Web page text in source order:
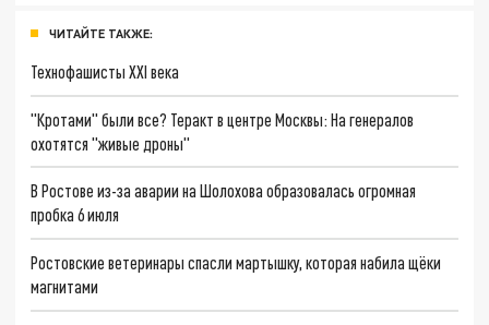
ЧИТАЙТЕ ТАКЖЕ:
Технофашисты XXI века
"Кротами" были все? Теракт в центре Москвы: На генералов
охотятся "живые дроны"
В Ростове из-за аварии на Шолохова образовалась огромная
пробка 6 июля
Ростовские ветеринары спасли мартышку, которая набила щёки
магнитами